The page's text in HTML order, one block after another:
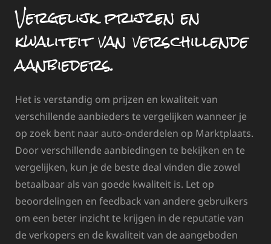
Vergelijk prijzen en
kwaliteit van verschillende
aanbieders.
Het is verstandig om prijzen en kwaliteit van
verschillende aanbieders te vergelijken wanneer je
op zoek bent naar auto-onderdelen op Marktplaats.
Door verschillende aanbiedingen te bekijken en te
vergelijken, kun je de beste deal vinden die zowel
betaalbaar als van goede kwaliteit is. Let op
beoordelingen en feedback van andere gebruikers
om een beter inzicht te krijgen in de reputatie van
de verkopers en de kwaliteit van de aangeboden